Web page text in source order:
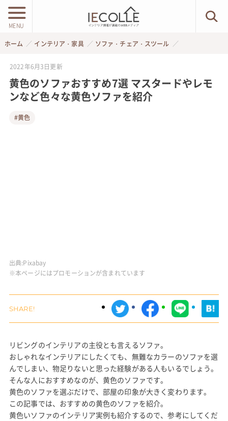
MENU
ホーム インテリア・家具 ソファ・チェア・スツール
2022年6月3日更新
黄色のソファおすすめ7選 マスタードやレモ
ンなど色々な黄色ソファを紹介
#黄色
出典:Pixabay
※本ページにはプロモーションが含まれています
リビングのインテリアの主役とも言えるソファ。
おしゃれなインテリアにしたくても、無難なカラーのソファを選
んでしまい、物足りないと思った経験がある人もいるでしょう。
そんな人におすすめなのが、黄色のソファです。
黄色のソファを選ぶだけで、部屋の印象が大きく変わります。
この記事では、おすすめの黄色のソファを紹介。
黄色いソファのインテリア実例も紹介するので、参考にしてくだ